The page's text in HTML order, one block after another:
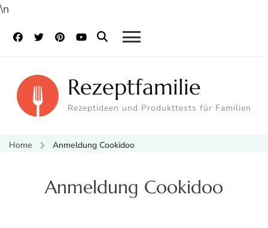
\n
Rezeptfamilie
Rezeptideen und Produkttests für Familien
Home Anmeldung Cookidoo
Anmeldung Cookidoo